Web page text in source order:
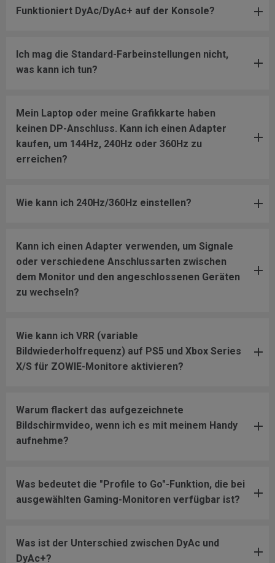
Funktioniert DyAc/DyAc+ auf der Konsole?
Ich mag die Standard-Farbeinstellungen nicht,
was kann ich tun?
Mein Laptop oder meine Grafikkarte haben
keinen DP-Anschluss. Kann ich einen Adapter
kaufen, um 144Hz, 240Hz oder 360Hz zu
erreichen?
Wie kann ich 240Hz/360Hz einstellen?
Kann ich einen Adapter verwenden, um Signale
oder verschiedene Anschlussarten zwischen
dem Monitor und den angeschlossenen Geräten
zu wechseln?
Wie kann ich VRR (variable
Bildwiederholfrequenz) auf PS5 und Xbox Series
X/S für ZOWIE-Monitore aktivieren?
Warum flackert das aufgezeichnete
Bildschirmvideo, wenn ich es mit meinem Handy
aufnehme?
Was bedeutet die "Profile to Go"-Funktion, die bei
ausgewählten Gaming-Monitoren verfügbar ist?
Was ist der Unterschied zwischen DyAc und
DyAc+?